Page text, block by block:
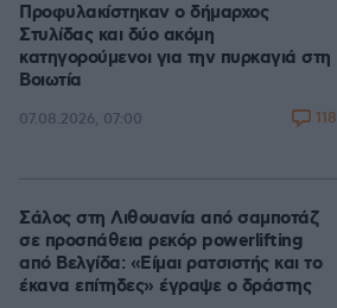
Προφυλακίστηκαν ο δήμαρχος
Στυλίδας και δύο ακόμη
κατηγορούμενοι για την πυρκαγιά στη
Βοιωτία
07.08.2026, 07:00 118
Σάλος στη Λιθουανία από σαμποτάζ
σε προσπάθεια ρεκόρ powerlifting
από Βελγίδα: «Είμαι ρατσιστής και το
έκανα επίτηδες» έγραψε ο δράστης